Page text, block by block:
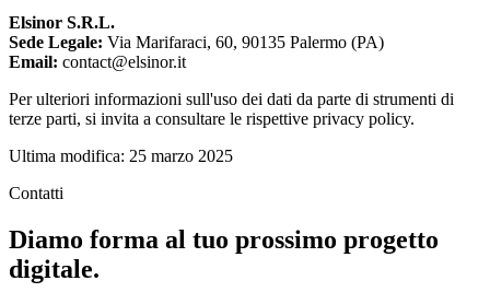
Elsinor S.R.L.
Sede Legale: Via Marifaraci, 60, 90135 Palermo (PA)
Email: contact@elsinor.it
Per ulteriori informazioni sull'uso dei dati da parte di strumenti di
terze parti, si invita a consultare le rispettive privacy policy.
Ultima modifica: 25 marzo 2025
Contatti
Diamo forma al tuo prossimo progetto
digitale.